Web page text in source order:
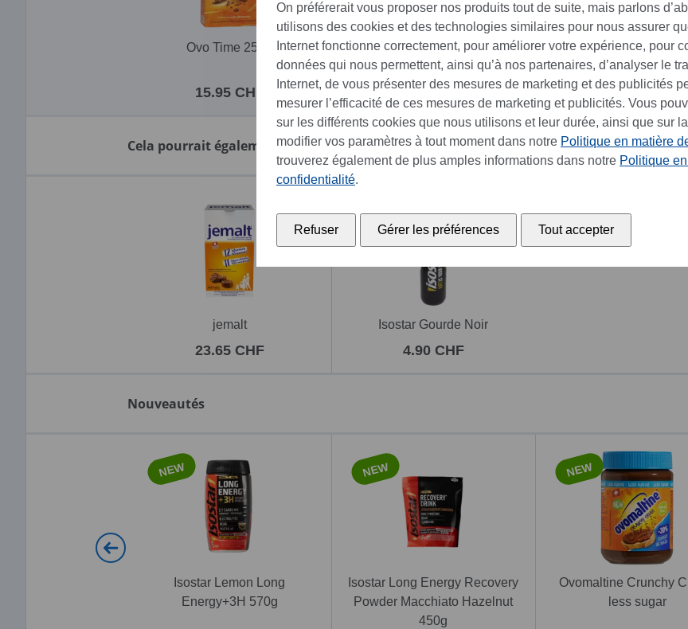
Ovo Time 252g
15.95 CHF
Ovo Break barre gaufrette 4 x
39 g
4.95 CHF
Ovomaltine Petit
4.35 CHF
Cela pourrait également vous intéresser:
jemalt
23.65 CHF
Isostar Gourde Noir
4.90 CHF
Nouveautés
NEW
Isostar Lemon Long
Energy+3H 570g
NEW
Isostar Long Energy Recovery
Powder Macchiato Hazelnut
450g
NEW
Ovomaltine Crunchy
less sugar
On préférerait vous proposer nos produits tout de suite, mais parlons
utilisons des cookies et des technologies similaires pour nous assurer
Internet fonctionne correctement, pour améliorer votre expérience, pour
données qui nous permettent, ainsi qu’à nos partenaires, d’analyser le
Internet, de vous présenter des mesures de marketing et des publicités
mesurer l’efficacité de ces mesures de marketing et publicités. Vous
sur les différents cookies que nous utilisons et leur durée, ainsi que sur
modifier vos paramètres à tout moment dans notre Politique en matière
trouverez également de plus amples informations dans notre Politique
confidentialité.
Refuser Gérer les préférences Tout accepter